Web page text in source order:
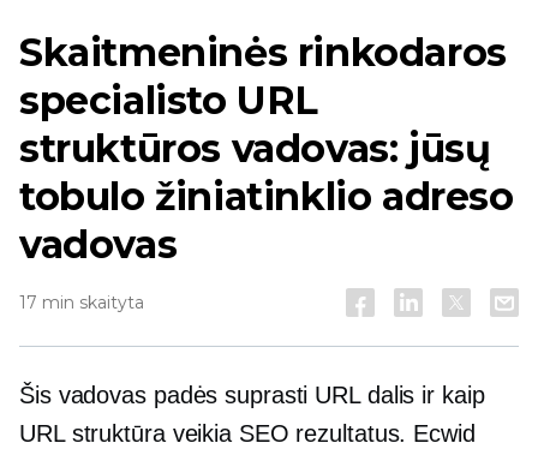
Skaitmeninės rinkodaros
specialisto URL
struktūros vadovas: jūsų
tobulo žiniatinklio adreso
vadovas
17 min skaityta
Šis vadovas padės suprasti URL dalis ir kaip
URL struktūra veikia SEO rezultatus. Ecwid